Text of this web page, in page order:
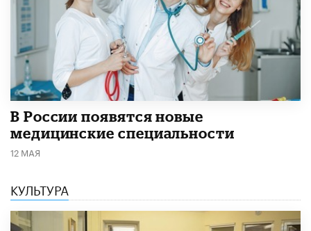
В России появятся новые
медицинские специальности
12 МАЯ
КУЛЬТУРА